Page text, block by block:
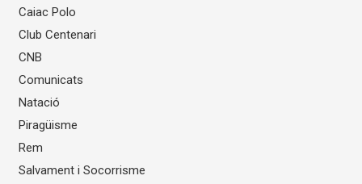
Caiac Polo
Club Centenari
CNB
Comunicats
Natació
Piragüisme
Rem
Salvament i Socorrisme